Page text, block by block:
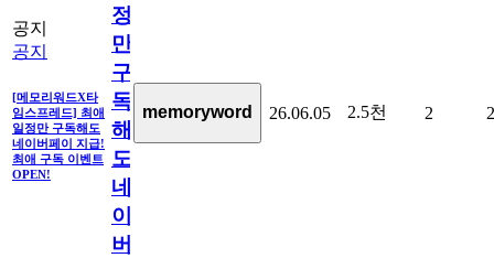
공지
공지
[메모리워드X타
임스프레드] 최애
일정만 구독해도
네이버페이 지급!
최애 구독 이벤트
OPEN!
정
만
구
독
해
도
네
이
버
memoryword 26.06.05 2.5천 2 2